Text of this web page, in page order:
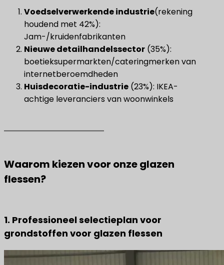
Voedselverwerkende industrie(rekening
houdend met 42%):
Jam-/kruidenfabrikanten
Nieuwe detailhandelssector ​ (35%):
boetieksupermarkten/cateringmerken van
internetberoemdheden
​Huisdecoratie-industrie​ ​ (23%): IKEA-
achtige leveranciers van woonwinkels
Waarom kiezen voor onze glazen
flessen?
1. Professioneel selectieplan voor
grondstoffen voor glazen flessen